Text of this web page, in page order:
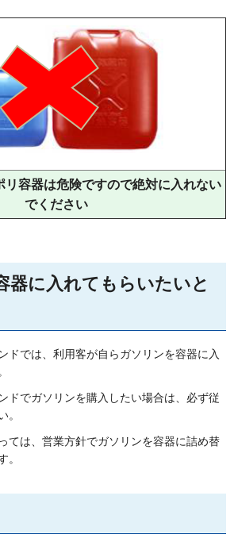
リ容器は危険ですので絶対に入れない
でください
器に入れてもらいたいと
ドでは、利用客が自らガソリンを容器に入
ドでガソリンを購入したい場合は、必ず従
。
ては、営業方針でガソリンを容器に詰め替
。